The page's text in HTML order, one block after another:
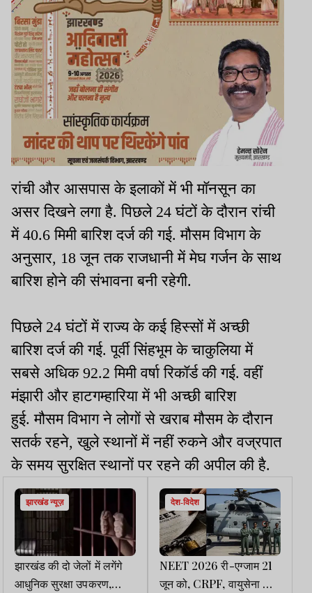
रांची और आसपास के इलाकों में भी मॉनसून का
असर दिखने लगा है. पिछले 24 घंटों के दौरान रांची
में 40.6 मिमी बारिश दर्ज की गई. मौसम विभाग के
अनुसार, 18 जून तक राजधानी में मेघ गर्जन के साथ
बारिश होने की संभावना बनी रहेगी.
पिछले 24 घंटों में राज्य के कई हिस्सों में अच्छी
बारिश दर्ज की गई. पूर्वी सिंहभूम के चाकुलिया में
सबसे अधिक 92.2 मिमी वर्षा रिकॉर्ड की गई. वहीं
मंझारी और हाटगम्हारिया में भी अच्छी बारिश
हुई. मौसम विभाग ने लोगों से खराब मौसम के दौरान
सतर्क रहने, खुले स्थानों में नहीं रुकने और वज्रपात
के समय सुरक्षित स्थानों पर रहने की अपील की है.
झारखंड न्यूज़
झारखंड की दो जेलों में लगेंगे
आधुनिक सुरक्षा उपकरण,
देश-विदेश
NEET 2026 री-एग्जाम 21
जून को, CRPF, वायुसेना की